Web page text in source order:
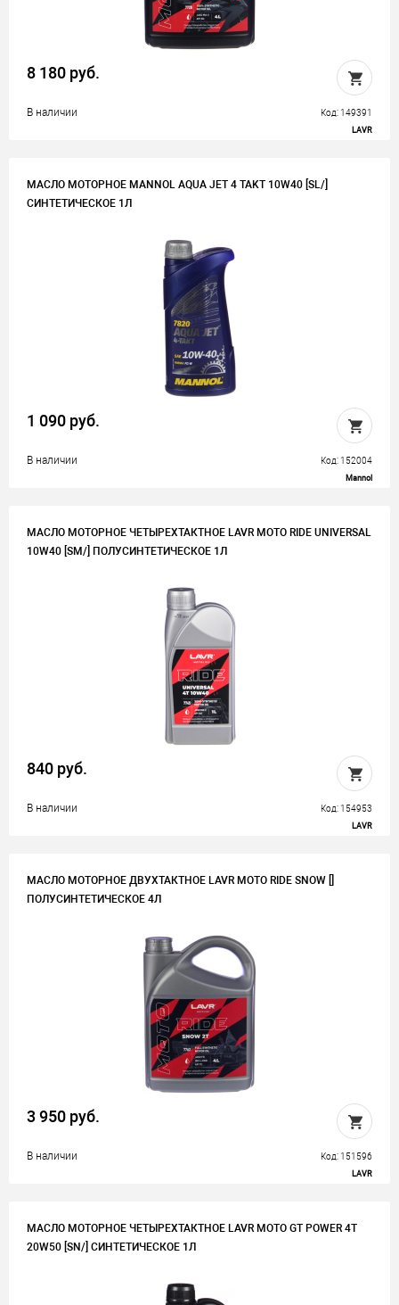
8 180 руб.
В наличии Код: 149391
LAVR
МАСЛО МОТОРНОЕ MANNOL AQUA JET 4 TAKT 10W40 [SL/]
СИНТЕТИЧЕСКОЕ 1Л
1 090 руб.
В наличии Код: 152004
Mannol
МАСЛО МОТОРНОЕ ЧЕТЫРЕХТАКТНОЕ LAVR MOTO RIDE UNIVERSAL
10W40 [SM/] ПОЛУСИНТЕТИЧЕСКОЕ 1Л
840 руб.
В наличии Код: 154953
LAVR
МАСЛО МОТОРНОЕ ДВУХТАКТНОЕ LAVR MOTO RIDE SNOW []
ПОЛУСИНТЕТИЧЕСКОЕ 4Л
3 950 руб.
В наличии Код: 151596
LAVR
МАСЛО МОТОРНОЕ ЧЕТЫРЕХТАКТНОЕ LAVR MOTO GT POWER 4T
20W50 [SN/] СИНТЕТИЧЕСКОЕ 1Л